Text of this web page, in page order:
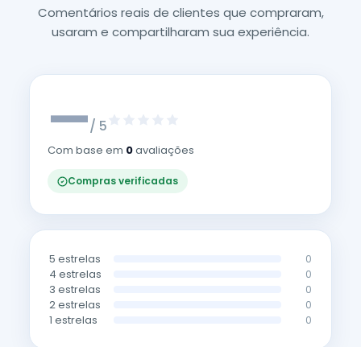
Comentários reais de clientes que compraram,
usaram e compartilharam sua experiência.
—/ 5
Com base em 0avaliações
Compras verificadas
5 estrelas 0
4 estrelas 0
3 estrelas 0
2 estrelas 0
1 estrelas 0